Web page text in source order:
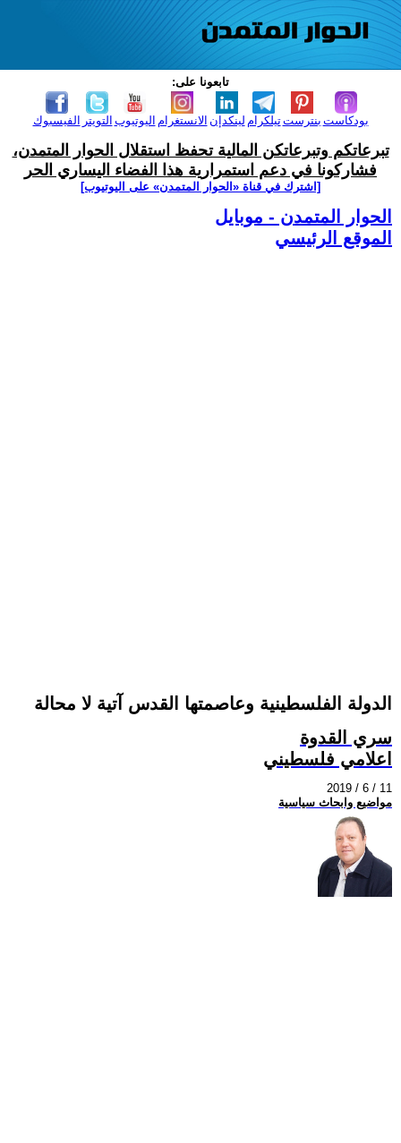
تابعونا على:
الفيسبوك التويتر اليوتيوب الانستغرام لينكدإن تيلكرامبنترست بودكاست
تبرعاتكم وتبرعاتكن المالية تحفظ استقلال الحوار المتمدن،
فشاركونا في دعم استمرارية هذا الفضاء اليساري الحر
[اشترك في قناة ‫«الحوار المتمدن» على اليوتيوب]
الحوار المتمدن - موبايل
الموقع الرئيسي
الدولة الفلسطينية وعاصمتها القدس آتية لا محالة
سري القدوة
اعلامي فلسطيني
2019 / 6 / 11
مواضيع وابحاث سياسية